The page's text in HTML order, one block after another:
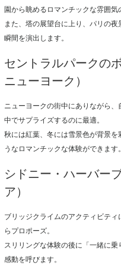
園から眺めるロマンチックな雰囲気
また、塔の展望台に上り、パリの
瞬間を演出します。
セントラルパークの
ニューヨーク）
ニューヨークの街中にありながら
中でサプライズするのに最適。
秋には紅葉、冬には雪景色が背景
うなロマンチックな体験ができます。
シドニー・ハーバー
ア）
ブリッジクライムのアクティビテ
らプロポーズ。
スリリングな体験の後に「一緒に
感動を呼びます。